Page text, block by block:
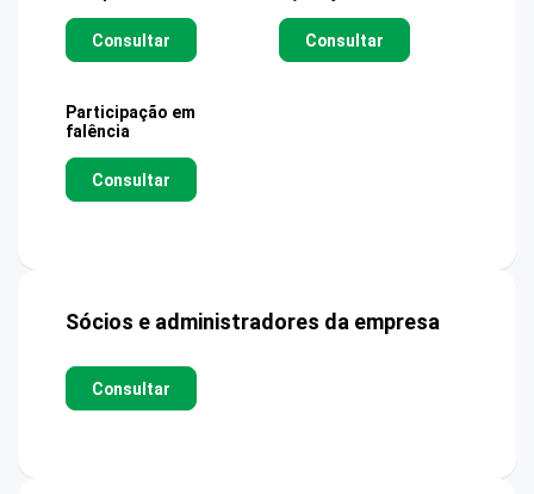
Consultar Consultar
Participação em
falência
Consultar
Sócios e administradores da empresa
Consultar